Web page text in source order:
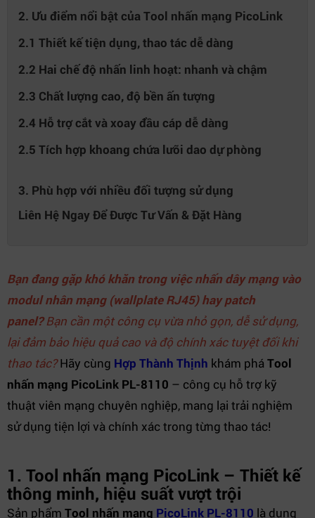
2. Ưu điểm nổi bật của Tool nhấn mạng PicoLink
2.1 Thiết kế tiện dụng, thao tác dễ dàng
2.2 Hai chế độ nhấn linh hoạt: nhanh và chậm
2.3 Chất lượng cao, độ bền ấn tượng
2.4 Hỗ trợ cắt và xoay đầu cáp dễ dàng
2.5 Tích hợp khoang chứa lưỡi dao dự phòng
3. Phù hợp với nhiều đối tượng sử dụng
Liên Hệ Ngay Để Được Tư Vấn & Đặt Hàng
Bạn đang gặp khó khăn trong việc nhấn dây mạng vào
modul nhân mạng (wallplate RJ45) hay patch
panel?Bạn cần một công cụ vừa nhỏ gọn, dễ sử dụng,
lại đảm bảo hiệu quả cao và độ chính xác tuyệt đối khi
thao tác?Hãy cùng Hợp Thành Thịnh khám phá Tool
nhấn mạng PicoLink PL-8110 – công cụ hỗ trợ kỹ
thuật viên mạng chuyên nghiệp, mang lại trải nghiệm
sử dụng tiện lợi và chính xác trong từng thao tác!
1. Tool nhấn mạng PicoLink – Thiết kế
thông minh, hiệu suất vượt trội
Sản phẩm Tool nhấn mạng PicoLink PL-8110 là dụng